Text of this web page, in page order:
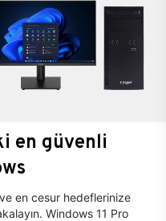
en güvenli
en cesur hedeflerinize
Windows 11 Pro